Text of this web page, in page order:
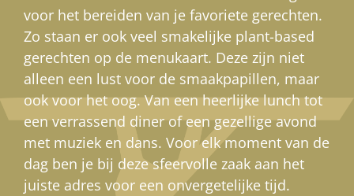
voor het bereiden van je favoriete gerechten.
Zo staan er ook veel smakelijke plant-based
gerechten op de menukaart. Deze zijn niet
alleen een lust voor de smaakpapillen, maar
ook voor het oog. Van een heerlijke lunch tot
een verrassend diner of een gezellige avond
met muziek en dans. Voor elk moment van de
dag ben je bij deze sfeervolle zaak aan het
juiste adres voor een onvergetelijke tijd.